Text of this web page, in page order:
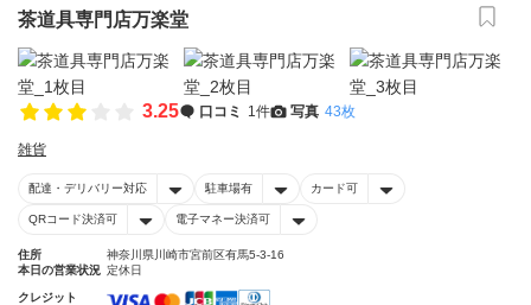
茶道具専門店万楽堂
3.25 口コミ 1件 写真 43枚
雑貨
配達・デリバリー対応 駐車場有 カード可
QRコード決済可 電子マネー決済可
住所
神奈川県川崎市宮前区有馬5-3-16
本日の営業状況 定休日
クレジット